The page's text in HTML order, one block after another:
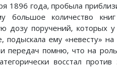
1896 года, пробыла
большое количество
дозу поручений, которых
ему «невесту» на
передач помню, что на
восстал